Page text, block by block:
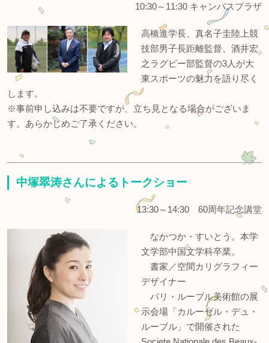
10:30～11:30 キャンパスプラザ
高橋進学長、真名子圭陸上競
技部男子長距離監督、酒井宏
之ラグビー部監督の3人が大
東スポーツの魅力を語り尽く
します。
※事前申し込みは不要ですが、立ち見となる場合がございま
す。あらかじめご了承ください。
中塚翠涛さんによるトークショー
13:30～14:30 60周年記念講堂
なかつか・すいとう。本学
文学部中国文学科卒業。
書家／空間カリグラフィー
デザイナー
パリ・ルーブル美術館の展
示会場「カルーゼル・デュ・
ルーブル」で開催された